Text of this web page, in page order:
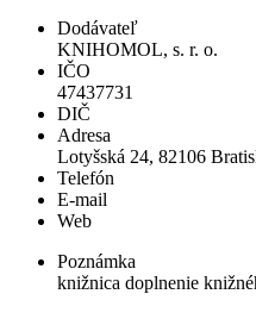
Dodávateľ
KNIHOMOL, s. r. o.
IČO
47437731
DIČ
Adresa
Lotyšská 24, 82106
Telefón
E-mail
Web
Poznámka
knižnica doplnenie